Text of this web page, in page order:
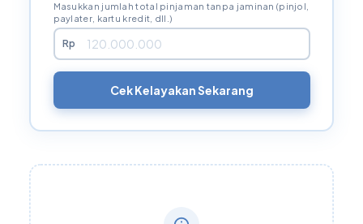
Masukkan jumlah total pinjaman tanpa jaminan (pinjol,
paylater, kartu kredit, dll.)
Rp
Cek Kelayakan Sekarang